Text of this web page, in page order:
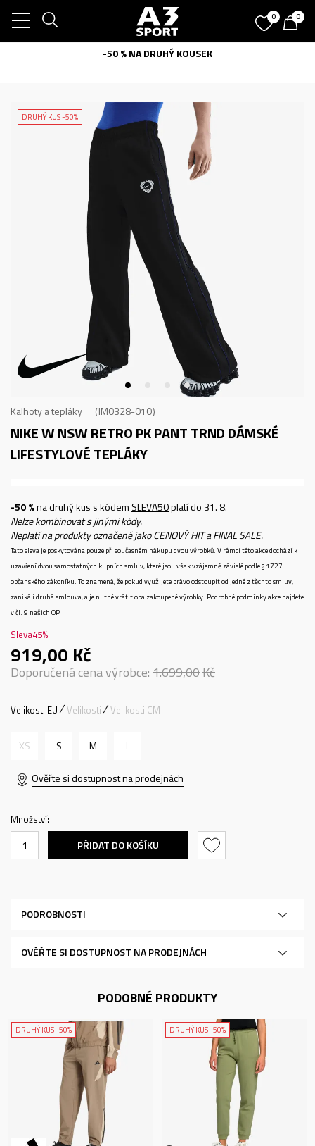
0 0
-50 % NA DRUHÝ KOUSEK
DRUHÝ KUS -50%
Kalhoty a tepláky IM0328-010
NIKE W NSW RETRO PK PANT TRNDDÁMSKÉ
LIFESTYLOVÉ TEPLÁKY
-50 %na druhý kus s kódem SLEVA50platí do 31. 8.
Nelze kombinovat s jinými kódy.
Neplatí na produkty označené jako CENOVÝ HIT a FINAL SALE.
Tato sleva je poskytována pouze při současném nákupu dvou výrobků. V rámci této akce dochází k
uzavření dvou samostatných kupních smluv, které jsou však vzájemně závislé podle § 1727
občanského zákoníku. To znamená, že pokud využijete právo odstoupit od jedné z těchto smluv,
zaniká i druhá smlouva, a je nutné vrátit oba zakoupené výrobky. Podrobné podmínky akce najdete
v čl. 9 našich OP.
Sleva45%
919,00 Kč
Doporučená cena výrobce:1.699,00Kč
Velikosti EU Velikosti Velikosti CM
XS S M L
Ověřte si dostupnost na prodejnách
Množství:
PŘIDAT DO KOŠÍKU
PODROBNOSTI
OVĚŘTE SI DOSTUPNOST NA PRODEJNÁCH
PODOBNÉ PRODUKTY
DRUHÝ KUS -50% DRUHÝ KUS -50%